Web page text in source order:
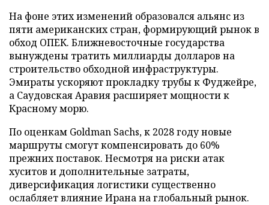
На фоне этих изменений образовался альянс из
пяти американских стран, формирующий рынок в
обход ОПЕК. Ближневосточные государства
вынуждены тратить миллиарды долларов на
строительство обходной инфраструктуры.
Эмираты ускоряют прокладку трубы к Фуджейре,
а Саудовская Аравия расширяет мощности к
Красному морю.
По оценкам Goldman Sachs, к 2028 году новые
маршруты смогут компенсировать до 60%
прежних поставок. Несмотря на риски атак
хуситов и дополнительные затраты,
диверсификация логистики существенно
ослабляет влияние Ирана на глобальный рынок.